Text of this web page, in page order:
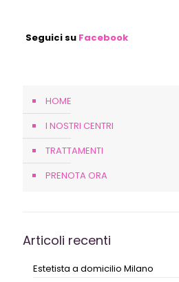
Seguici su Facebook
HOME
I NOSTRI CENTRI
TRATTAMENTI
PRENOTA ORA
Articoli recenti
Estetista a domicilio Milano